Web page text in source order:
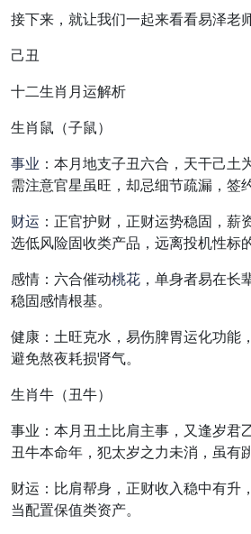
接下来，就让我们一起来看看易泽老
己丑
十二生肖月运解析
生肖鼠（子鼠）
事业 ：本月地支子丑六合，天干己土
需注意官星虽旺，却忌细节疏漏，签
财运 ： 正官护财，正财运势稳固 ，
选低风险固收类产品，远离投机性标的
感情 ： 六合催动桃花 ，单身者易在
稳固感情根基。
健康 ： 土旺克水，易伤脾胃运化功能
避免熬夜耗损肾气。
生肖牛（丑牛）
事业 ：本月丑土比肩主事，又逢岁
丑牛本命年，犯太岁之力未消，虽有
财运 ： 比肩帮身，正财收入稳中有升
当配置保值类资产。